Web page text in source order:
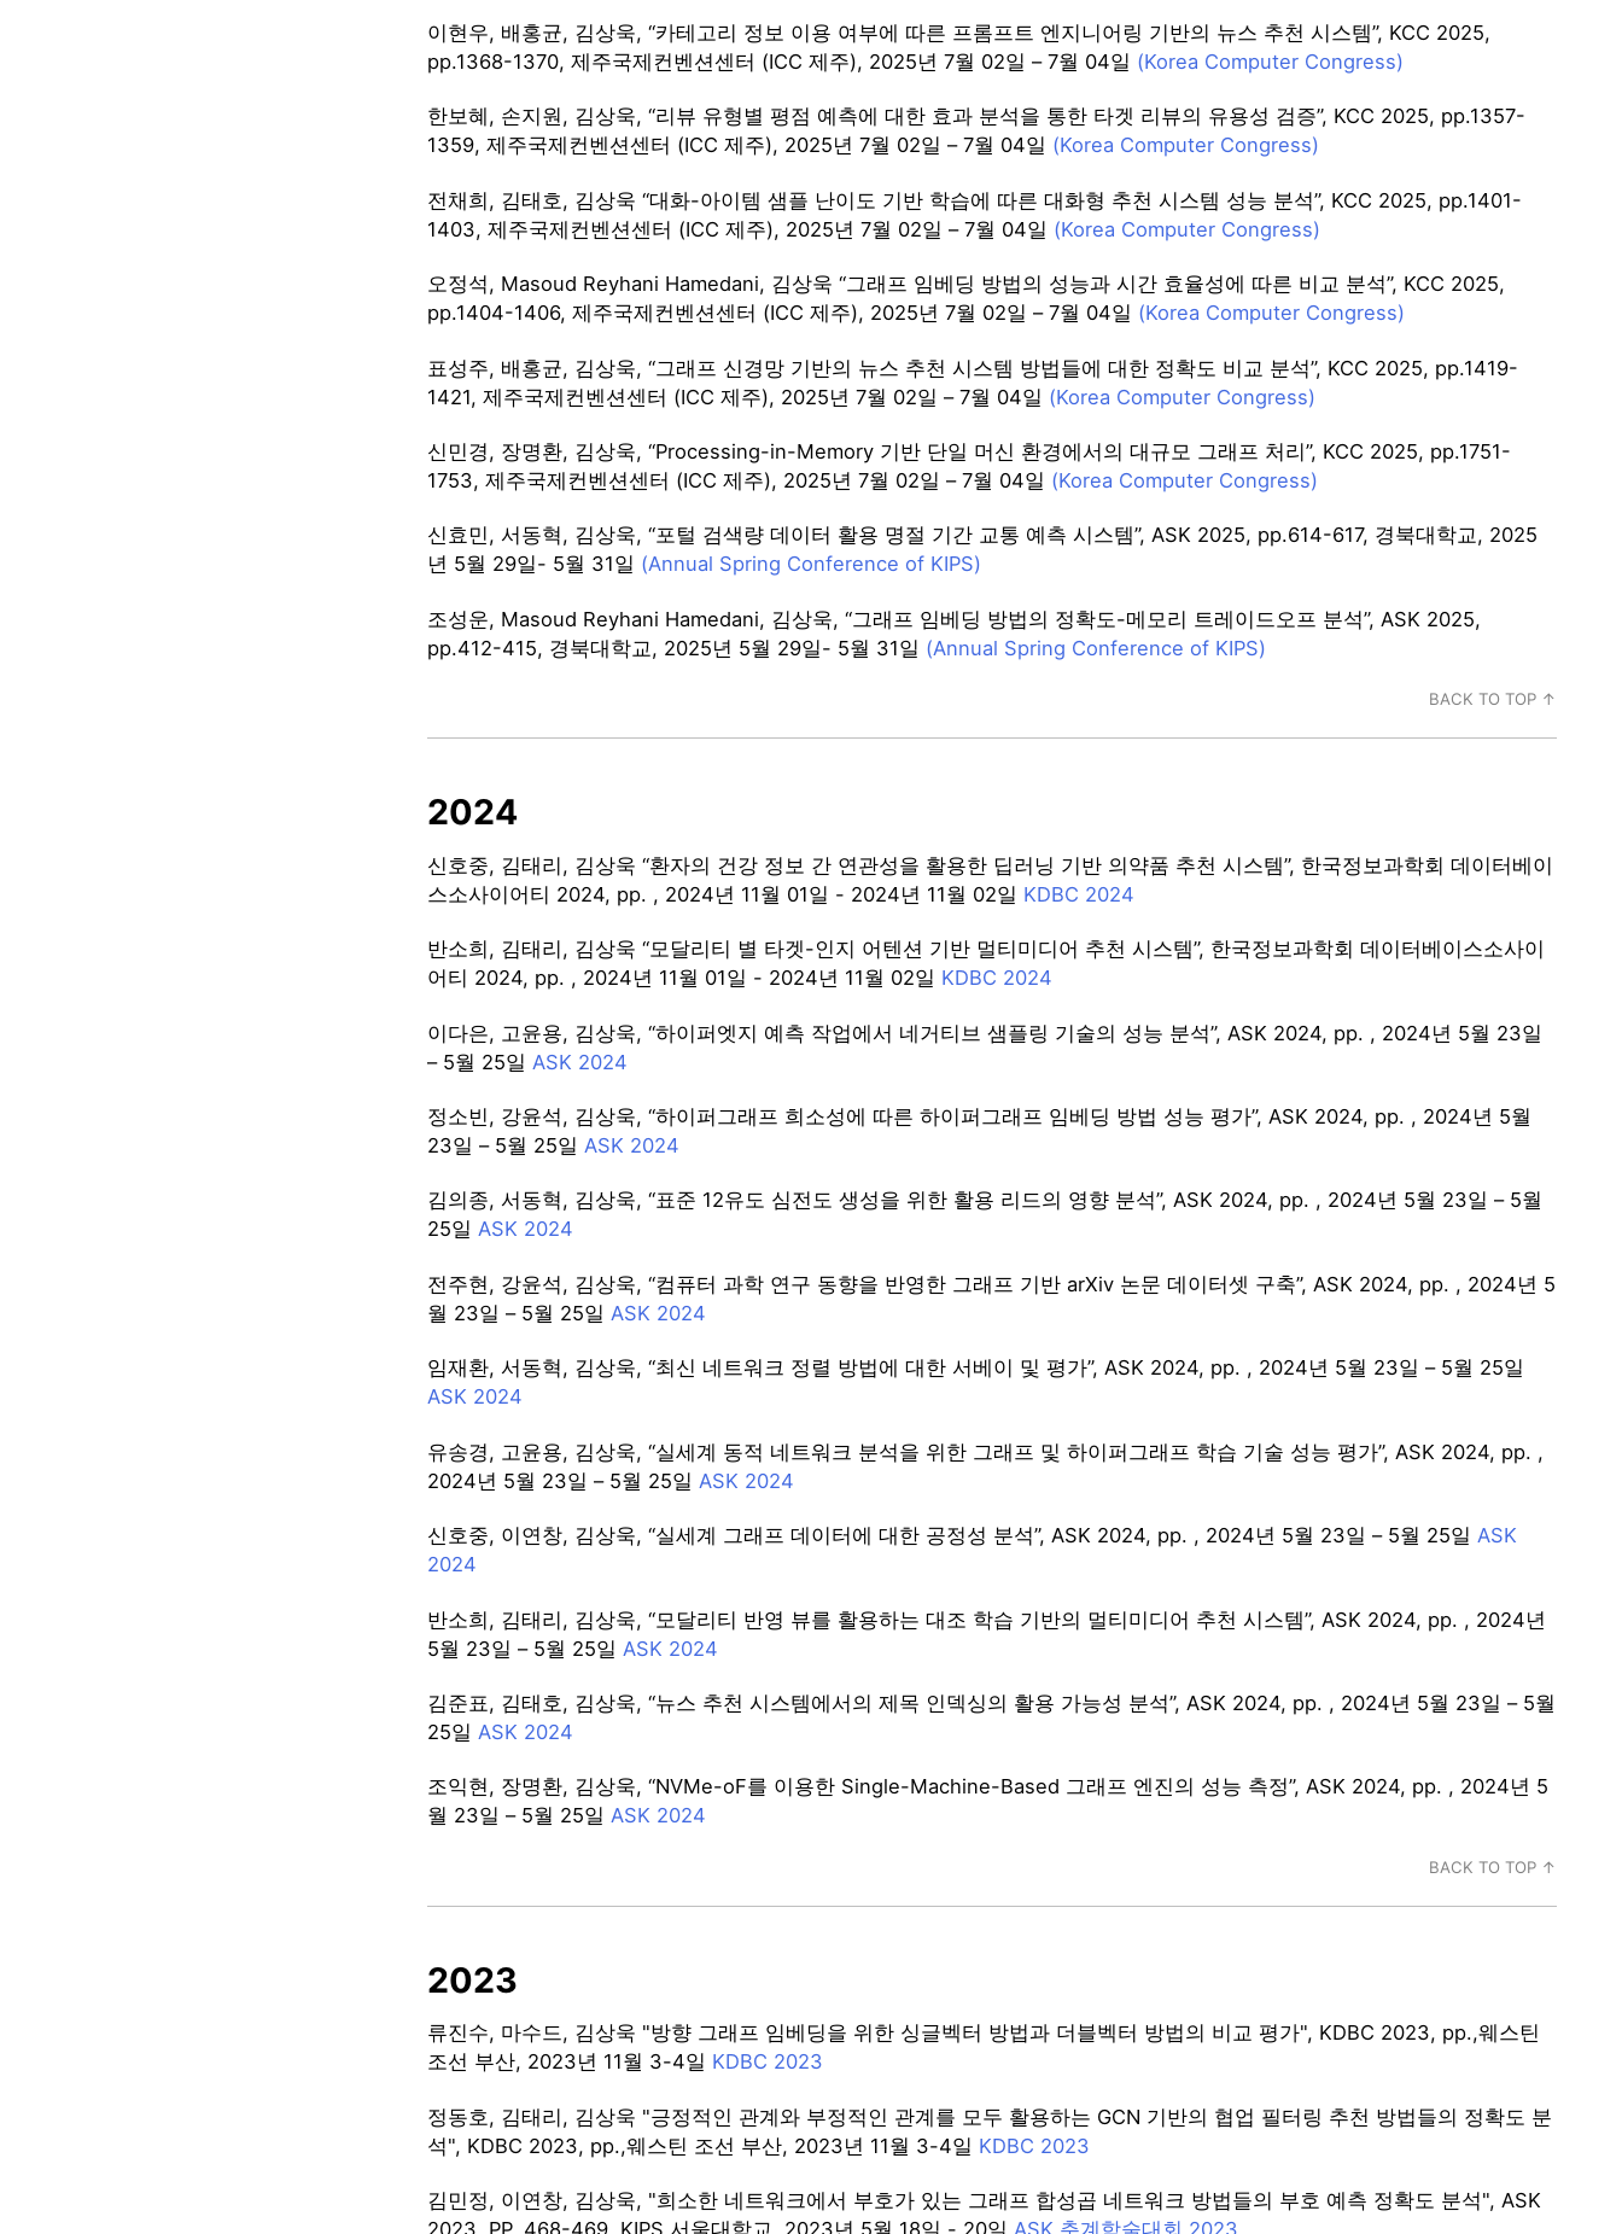
이현우, 배홍균, 김상욱, “카테고리 정보 이용 여부에 따른 프롬프트 엔지니어링 기반의 뉴스 추천 시스템”, KCC 2025,
pp.1368-1370, 제주국제컨벤션센터 (ICC 제주), 2025년 7월 02일 – 7월 04일 (Korea Computer Congress)
한보혜, 손지원, 김상욱, “리뷰 유형별 평점 예측에 대한 효과 분석을 통한 타겟 리뷰의 유용성 검증”, KCC 2025, pp.1357-
1359, 제주국제컨벤션센터 (ICC 제주), 2025년 7월 02일 – 7월 04일 (Korea Computer Congress)
전채희, 김태호, 김상욱 “대화-아이템 샘플 난이도 기반 학습에 따른 대화형 추천 시스템 성능 분석”, KCC 2025, pp.1401-
1403, 제주국제컨벤션센터 (ICC 제주), 2025년 7월 02일 – 7월 04일 (Korea Computer Congress)
오정석, Masoud Reyhani Hamedani, 김상욱 “그래프 임베딩 방법의 성능과 시간 효율성에 따른 비교 분석”, KCC 2025,
pp.1404-1406, 제주국제컨벤션센터 (ICC 제주), 2025년 7월 02일 – 7월 04일 (Korea Computer Congress)
표성주, 배홍균, 김상욱, “그래프 신경망 기반의 뉴스 추천 시스템 방법들에 대한 정확도 비교 분석”, KCC 2025, pp.1419-
1421, 제주국제컨벤션센터 (ICC 제주), 2025년 7월 02일 – 7월 04일 (Korea Computer Congress)
신민경, 장명환, 김상욱, “Processing-in-Memory 기반 단일 머신 환경에서의 대규모 그래프 처리”, KCC 2025, pp.1751-
1753, 제주국제컨벤션센터 (ICC 제주), 2025년 7월 02일 – 7월 04일 (Korea Computer Congress)
신효민, 서동혁, 김상욱, “포털 검색량 데이터 활용 명절 기간 교통 예측 시스템”, ASK 2025, pp.614-617, 경북대학교, 2025
년 5월 29일- 5월 31일 (Annual Spring Conference of KIPS)
조성운, Masoud Reyhani Hamedani, 김상욱, “그래프 임베딩 방법의 정확도-메모리 트레이드오프 분석”, ASK 2025,
pp.412-415, 경북대학교, 2025년 5월 29일- 5월 31일 (Annual Spring Conference of KIPS)
BACK TO TOP ↑
2024
신호중, 김태리, 김상욱 “환자의 건강 정보 간 연관성을 활용한 딥러닝 기반 의약품 추천 시스템”, 한국정보과학회 데이터베이
스소사이어티 2024, pp. , 2024년 11월 01일 - 2024년 11월 02일 KDBC 2024
반소희, 김태리, 김상욱 “모달리티 별 타겟-인지 어텐션 기반 멀티미디어 추천 시스템”, 한국정보과학회 데이터베이스소사이
어티 2024, pp. , 2024년 11월 01일 - 2024년 11월 02일 KDBC 2024
이다은, 고윤용, 김상욱, “하이퍼엣지 예측 작업에서 네거티브 샘플링 기술의 성능 분석”, ASK 2024, pp. , 2024년 5월 23일
– 5월 25일 ASK 2024
정소빈, 강윤석, 김상욱, “하이퍼그래프 희소성에 따른 하이퍼그래프 임베딩 방법 성능 평가”, ASK 2024, pp. , 2024년 5월
23일 – 5월 25일 ASK 2024
김의종, 서동혁, 김상욱, “표준 12유도 심전도 생성을 위한 활용 리드의 영향 분석”, ASK 2024, pp. , 2024년 5월 23일 – 5월
25일 ASK 2024
전주현, 강윤석, 김상욱, “컴퓨터 과학 연구 동향을 반영한 그래프 기반 arXiv 논문 데이터셋 구축”, ASK 2024, pp. , 2024년 5
월 23일 – 5월 25일 ASK 2024
임재환, 서동혁, 김상욱, “최신 네트워크 정렬 방법에 대한 서베이 및 평가”, ASK 2024, pp. , 2024년 5월 23일 – 5월 25일
ASK 2024
유송경, 고윤용, 김상욱, “실세계 동적 네트워크 분석을 위한 그래프 및 하이퍼그래프 학습 기술 성능 평가”, ASK 2024, pp. ,
2024년 5월 23일 – 5월 25일 ASK 2024
신호중, 이연창, 김상욱, “실세계 그래프 데이터에 대한 공정성 분석”, ASK 2024, pp. , 2024년 5월 23일 – 5월 25일 ASK
2024
반소희, 김태리, 김상욱, “모달리티 반영 뷰를 활용하는 대조 학습 기반의 멀티미디어 추천 시스템”, ASK 2024, pp. , 2024년
5월 23일 – 5월 25일 ASK 2024
김준표, 김태호, 김상욱, “뉴스 추천 시스템에서의 제목 인덱싱의 활용 가능성 분석”, ASK 2024, pp. , 2024년 5월 23일 – 5월
25일 ASK 2024
조익현, 장명환, 김상욱, “NVMe-oF를 이용한 Single-Machine-Based 그래프 엔진의 성능 측정”, ASK 2024, pp. , 2024년 5
월 23일 – 5월 25일 ASK 2024
BACK TO TOP ↑
2023
류진수, 마수드, 김상욱 "방향 그래프 임베딩을 위한 싱글벡터 방법과 더블벡터 방법의 비교 평가", KDBC 2023, pp.,웨스틴
조선 부산, 2023년 11월 3-4일 KDBC 2023
정동호, 김태리, 김상욱 "긍정적인 관계와 부정적인 관계를 모두 활용하는 GCN 기반의 협업 필터링 추천 방법들의 정확도 분
석", KDBC 2023, pp.,웨스틴 조선 부산, 2023년 11월 3-4일 KDBC 2023
김민정, 이연창, 김상욱, "희소한 네트워크에서 부호가 있는 그래프 합성곱 네트워크 방법들의 부호 예측 정확도 분석", ASK